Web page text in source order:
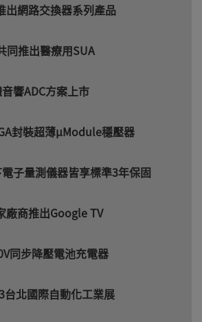
出網路交換器系列產品
推出醫療用SUA
響ADC方案上市
封裝超薄µModule穩壓器
子量測儀器皆享標準3年保固
廠商推出Google TV
同步降壓電池充電器
台北國際自動化工業展